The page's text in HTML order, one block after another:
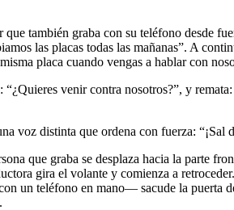
que también graba con su teléfono desde
las placas todas las mañanas”. A
placa cuando vengas a hablar con
venir contra nosotros?”, y
voz distinta que ordena con fuerza: “¡Sal
que graba se desplaza hacia la parte
gira el volante y comienza a
un teléfono en mano— sacude la puerta